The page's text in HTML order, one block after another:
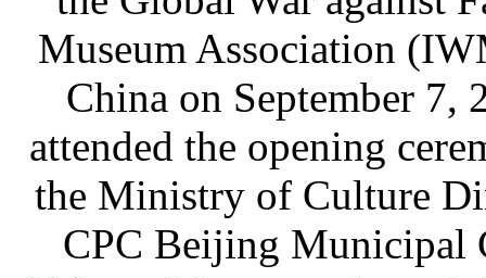
Museum Association
China on September 7,
attended the opening
the Ministry of Culture
CPC Beijing Municipal